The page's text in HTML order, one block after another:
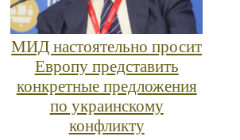
МИД настоятельно просит
Европу представить
конкретные предложения
по украинскому
конфликту